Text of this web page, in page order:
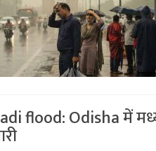
flood: Odisha में